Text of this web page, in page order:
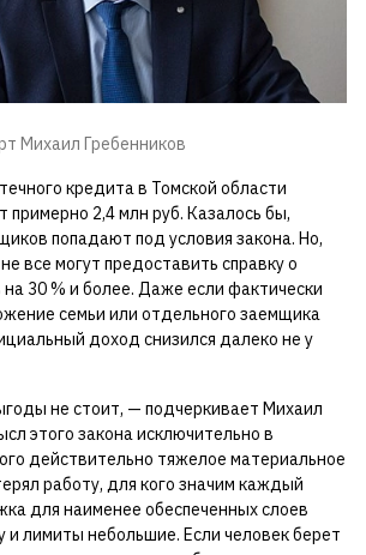
Михаил Гребенников
кредита в Томской области
примерно 2,4 млн руб. Казалось бы,
попадают под условия закона. Но,
все могут предоставить справку о
30 % и более. Даже если фактически
семьи или отдельного заемщика
доход снизился далеко не у
не стоит, — подчеркивает Михаил
этого закона исключительно в
действительно тяжелое материальное
работу, для кого значим каждый
для наименее обеспеченных слоев
и лимиты небольшие. Если человек берет